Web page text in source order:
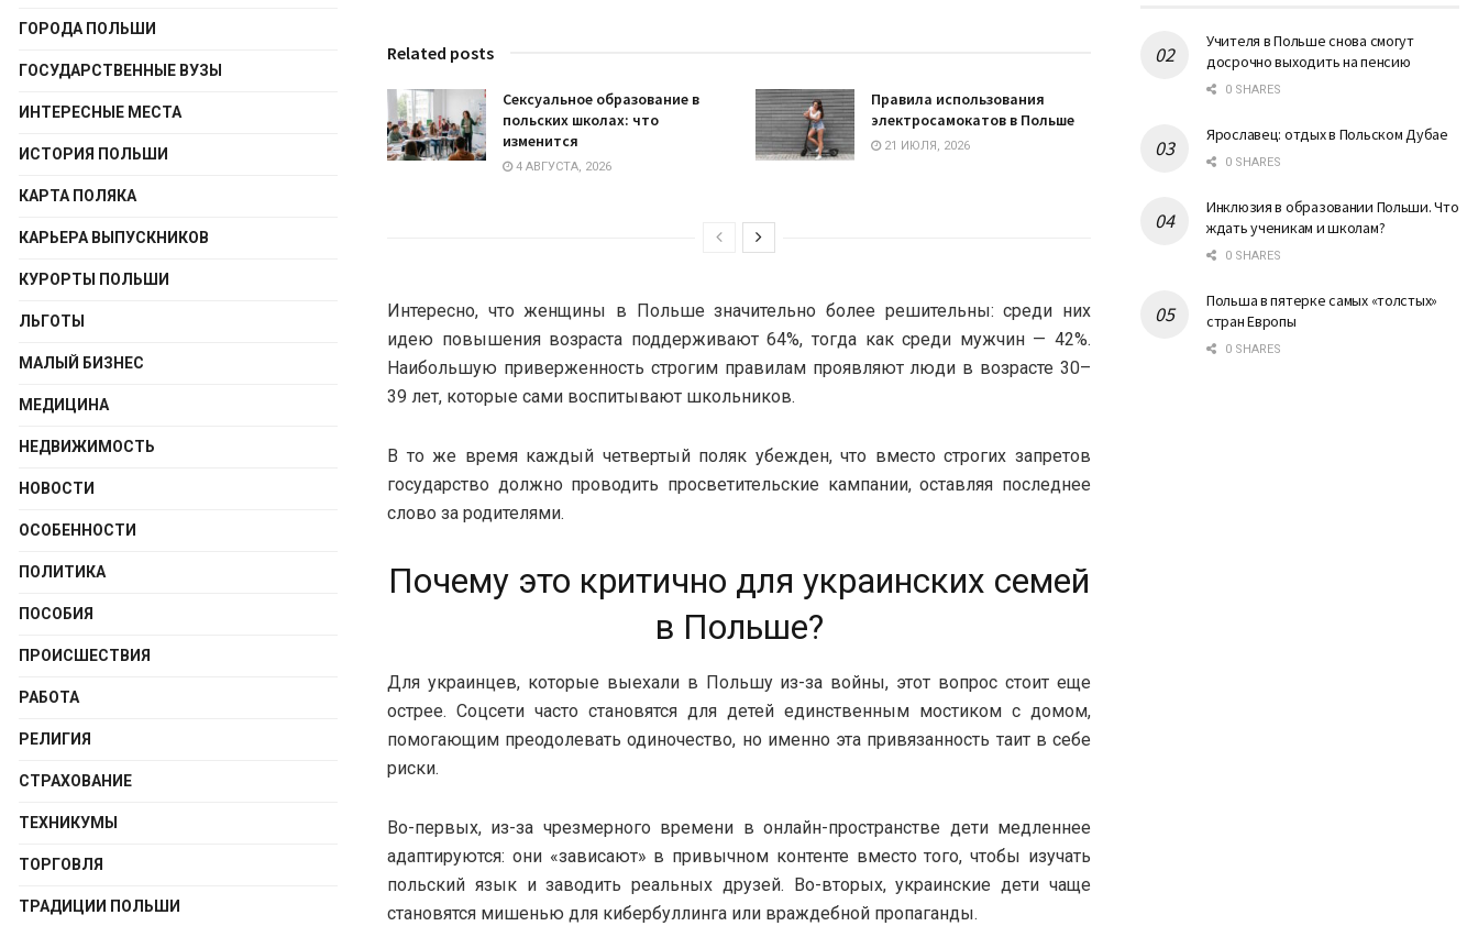
Related posts
Сексуальное образование в
польских школах: что
изменится
4 АВГУСТА, 2026
Правила использования
электросамокатов в Польше
21 ИЮЛЯ, 2026
Интересно, что женщины в Польше значительно более решительны: среди них
идею повышения возраста поддерживают 64%, тогда как среди мужчин — 42%.
Наибольшую приверженность строгим правилам проявляют люди в возрасте 30–
39 лет, которые сами воспитывают школьников.
В то же время каждый четвертый поляк убежден, что вместо строгих запретов
государство должно проводить просветительские кампании, оставляя последнее
слово за родителями.
Почему это критично для украинских семей
в Польше?
Для украинцев, которые выехали в Польшу из-за войны, этот вопрос стоит еще
острее. Соцсети часто становятся для детей единственным мостиком с домом,
помогающим преодолевать одиночество, но именно эта привязанность таит в себе
риски.
Во-первых, из-за чрезмерного времени в онлайн-пространстве дети медленнее
адаптируются: они «зависают» в привычном контенте вместо того, чтобы изучать
польский язык и заводить реальных друзей. Во-вторых, украинские дети чаще
становятся мишенью для кибербуллинга или враждебной пропаганды.
ГОРОДА ПОЛЬШИ
ГОСУДАРСТВЕННЫЕ ВУЗЫ
ИНТЕРЕСНЫЕ МЕСТА
ИСТОРИЯ ПОЛЬШИ
КАРТА ПОЛЯКА
КАРЬЕРА ВЫПУСКНИКОВ
КУРОРТЫ ПОЛЬШИ
ЛЬГОТЫ
МАЛЫЙ БИЗНЕС
МЕДИЦИНА
НЕДВИЖИМОСТЬ
НОВОСТИ
ОСОБЕННОСТИ
ПОЛИТИКА
ПОСОБИЯ
ПРОИСШЕСТВИЯ
РАБОТА
РЕЛИГИЯ
СТРАХОВАНИЕ
ТЕХНИКУМЫ
ТОРГОВЛЯ
ТРАДИЦИИ ПОЛЬШИ
Учителя в Польше снова смогут
досрочно выходить на пенсию
0 SHARES
Ярославец: отдых в Польском Дубае
0 SHARES
Инклюзия в образовании Польши. Что
ждать ученикам и школам?
0 SHARES
Польша в пятерке самых «толстых»
стран Европы
0 SHARES